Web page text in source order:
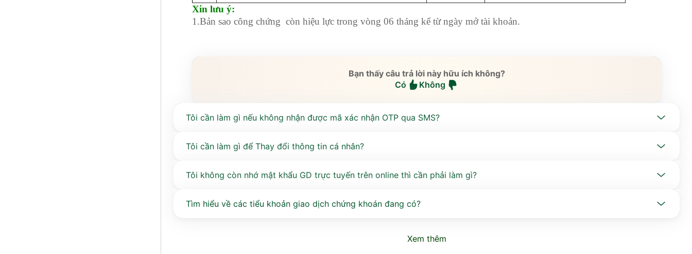
Xin lưu ý:
1.Bản sao công chứng còn hiệu lực trong vòng 06 tháng kể từ ngày mở tài khoản.
Bạn thấy câu trả lời này hữu ích không?
Có
Không
Tôi cần làm gì nếu không nhận được mã xác nhận OTP qua SMS?
Tôi cần làm gì để Thay đổi thông tin cá nhân?
Tôi không còn nhớ mật khẩu GD trực tuyến trên online thì cần phải làm gì?
Tìm hiểu về các tiểu khoản giao dịch chứng khoán đang có?
Xem thêm